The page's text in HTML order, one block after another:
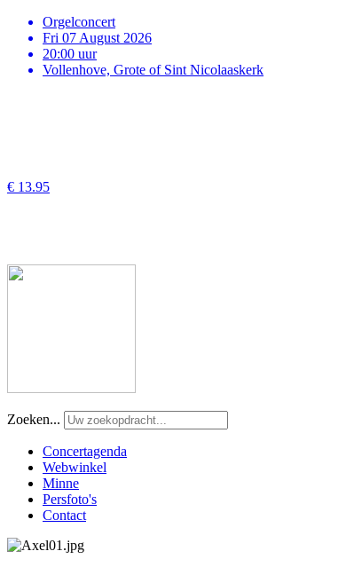
Orgelconcert
Fri 07 August 2026
20:00 uur
Vollenhove, Grote of Sint Nicolaaskerk
€ 13.95
Zoeken...
Concertagenda
Webwinkel
Minne
Persfoto's
Contact